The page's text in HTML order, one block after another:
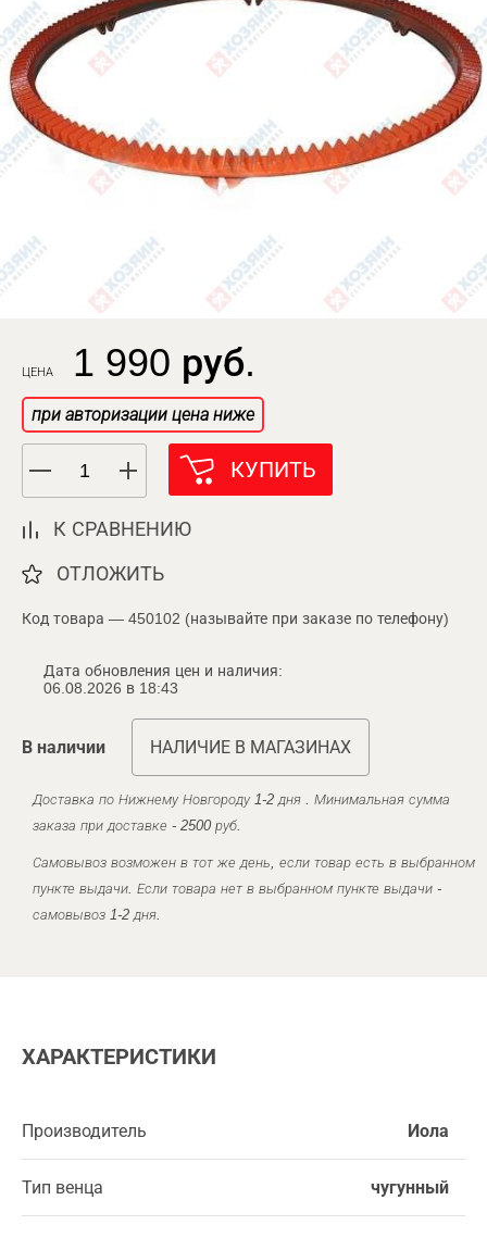
ЦЕНА 1 990 руб.
при авторизации цена ниже
КУПИТЬ
К СРАВНЕНИЮ
ОТЛОЖИТЬ
Код товара — 450102 (называйте при заказе по телефону)
Дата обновления цен и наличия:
06.08.2026 в 18:43
В наличии НАЛИЧИЕ В МАГАЗИНАХ
Доставка по Нижнему Новгороду 1-2 дня . Минимальная сумма
заказа при доставке - 2500 руб.
Самовывоз возможен в тот же день, если товар есть в выбранном
пункте выдачи. Если товара нет в выбранном пункте выдачи -
самовывоз 1-2 дня.
ХАРАКТЕРИСТИКИ
Производитель Иола
Тип венца чугунный